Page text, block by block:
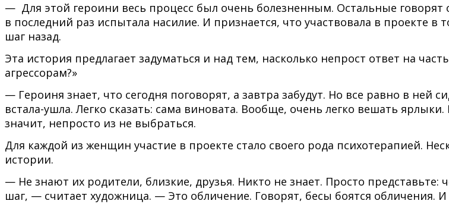
— Для этой героини весь процесс был очень болезненным. Остальные
в последний раз испытала насилие. И признается, что участвовала в проекте
шаг назад.
Эта история предлагает задуматься и над тем, насколько непрост ответ на
агрессорам?»
— Героиня знает, что сегодня поговорят, а завтра забудут. Но все равно в ней
встала-ушла. Легко сказать: сама виновата. Вообще, очень легко вешать
значит, непросто из не выбраться.
Для каждой из женщин участие в проекте стало своего рода психотерапией.
истории.
— Не знают их родители, близкие, друзья. Никто не знает. Просто
шаг, — считает художница. — Это обличение. Говорят, бесы боятся обличения.